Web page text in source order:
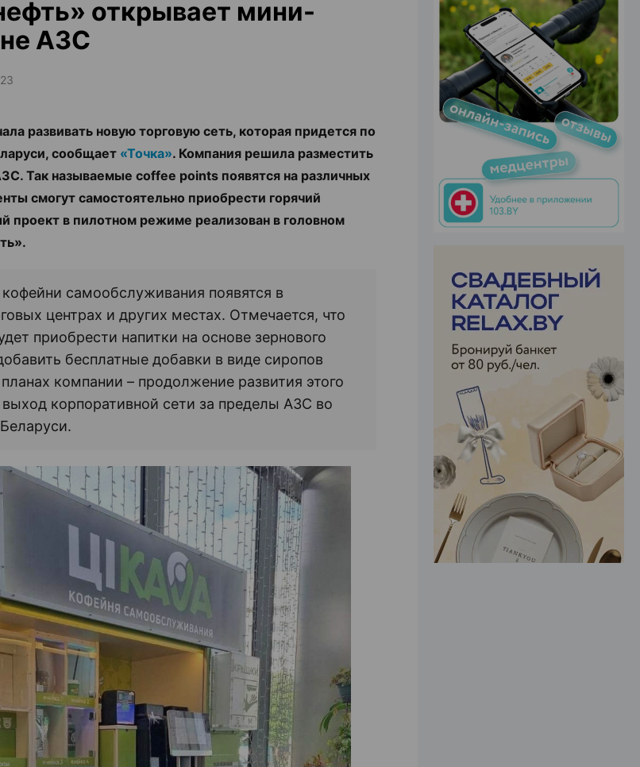
открывает мини-
АЗС
развивать новую торговую сеть, которая придется по
сообщает «Точка». Компания решила разместить
Так называемые coffee points появятся на различных
смогут самостоятельно приобрести горячий
проект в пилотном режиме реализован в головном
самообслуживания появятся в
центрах и других местах. Отмечается, что
приобрести напитки на основе зернового
бесплатные добавки в виде сиропов
компании – продолжение развития этого
выход корпоративной сети за пределы АЗС во
ЭФФЕКТИВНАЯ РЕКЛАМА НА САЙТЕ
ЭФФЕКТИВНАЯ РЕКЛАМА НА САЙТЕ